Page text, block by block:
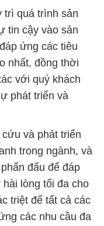
trì quá trình sản
tin cậy vào sản
ứng các tiêu
nhất, đồng thời
với quý khách
phát triển và
và phát triển
trong ngành, và
đấu để đáp
lòng tối đa cho
triệt để tất cả các
các nhu cầu đa